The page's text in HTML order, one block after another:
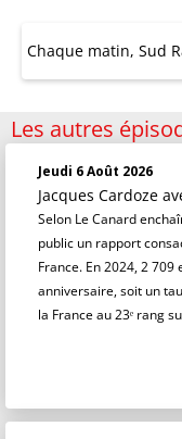
Chaque matin, Sud
Les autres
Jeudi 6 Août 2026
Jacques Cardoze
Selon Le Canard
public un rapport
France. En 2024, 2
anniversaire, soit un
la France au 23ᵉ rang